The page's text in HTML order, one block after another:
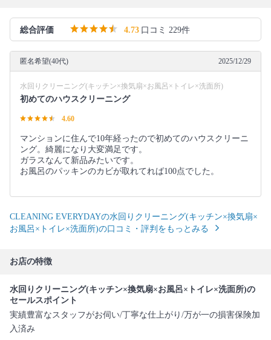
総合評価 4.73 口コミ 229件
匿名希望(40代) 2025/12/29
水回りクリーニング(キッチン×換気扇×お風呂×トイレ×洗面所)
初めてのハウスクリーニング
4.60
マンションに住んで10年経ったので初めてのハウスクリーニ
ング。綺麗になり大変満足です。
ガラスなんて新品みたいです。
お風呂のパッキンのカビが取れてれば100点でした。
CLEANING EVERYDAYの水回りクリーニング(キッチン×換気扇×
お風呂×トイレ×洗面所)の口コミ・評判をもっとみる
お店の特徴
水回りクリーニング(キッチン×換気扇×お風呂×トイレ×洗面所)の
セールスポイント
実績豊富なスタッフがお伺い/丁寧な仕上がり/万が一の損害保険加
入済み